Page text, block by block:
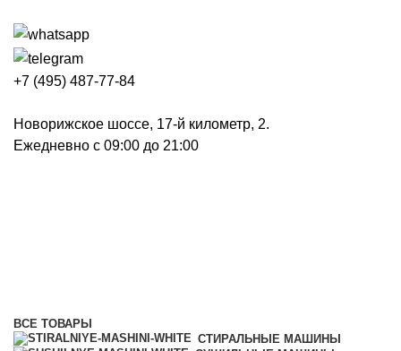
+7 (495) 487-77-84
Новорижское шоссе, 17-й километр, 2.
Ежедневно с 09:00 до 21:00
ВСЕ ТОВАРЫ
СТИРАЛЬНЫЕ МАШИНЫ